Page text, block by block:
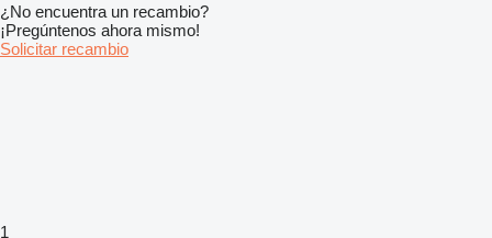
¿No encuentra un recambio?
¡Pregúntenos ahora mismo!
Solicitar recambio
1